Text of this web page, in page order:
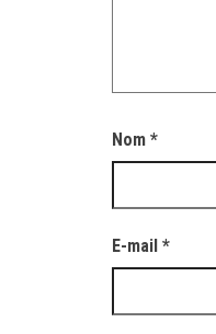
Nom *
E-mail *